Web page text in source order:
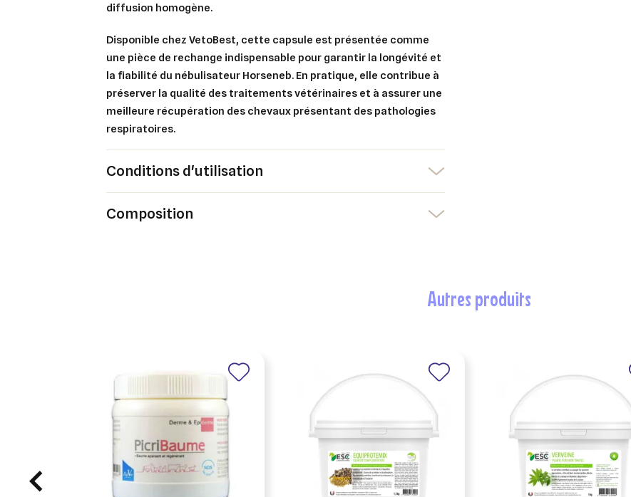
diffusion homogène.
Disponible chezVetoBest, cette capsule est présentée comme
une pièce de rechange indispensable pour garantir la longévité et
la fiabilité du nébulisateur Horseneb. En pratique, elle contribue à
préserver la qualité des traitements vétérinaires et à assurer une
meilleure récupération des chevaux présentant des pathologies
respiratoires.
Conditions d'utilisation
Composition
autres produits
Annuler Créer une liste d'envies
Annuler Connexion